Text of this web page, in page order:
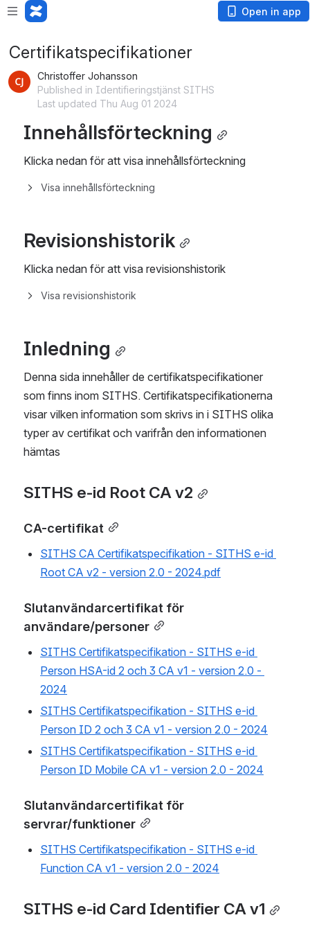
Open in app
Certifikatspecifikationer
Christoffer Johansson
Published in Identifieringstjänst SITHS
Last updated Thu Aug 01 2024
Innehållsförteckning
Klicka nedan för att visa innehållsförteckning
Visa innehållsförteckning
Revisionshistorik
Klicka nedan för att visa revisionshistorik
Visa revisionshistorik
Inledning
Denna sida innehåller de certifikatspecifikationer
som finns inom SITHS. Certifikatspecifikationerna
visar vilken information som skrivs in i SITHS olika
typer av certifikat och varifrån den informationen
hämtas
SITHS e-id Root CA v2
CA-certifikat
SITHS CA Certifikatspecifikation - SITHS e-id
Root CA v2 - version 2.0 - 2024.pdf
Slutanvändarcertifikat för
användare/personer
SITHS Certifikatspecifikation - SITHS e-id
Person HSA-id 2 och 3 CA v1 - version 2.0 -
2024
SITHS Certifikatspecifikation - SITHS e-id
Person ID 2 och 3 CA v1 - version 2.0 - 2024
SITHS Certifikatspecifikation - SITHS e-id
Person ID Mobile CA v1 - version 2.0 - 2024
Slutanvändarcertifikat för
servrar/funktioner
SITHS Certifikatspecifikation - SITHS e-id
Function CA v1 - version 2.0 - 2024
SITHS e-id Card Identifier CA v1